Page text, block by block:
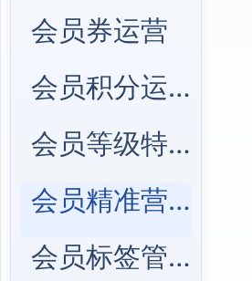
会员券运营
会员积分运营
会员等级特权
会员精准营销
会员标签管理